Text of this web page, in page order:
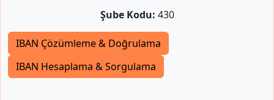
Şube Kodu: 430
IBAN Çözümleme & Doğrulama
IBAN Hesaplama & Sorgulama